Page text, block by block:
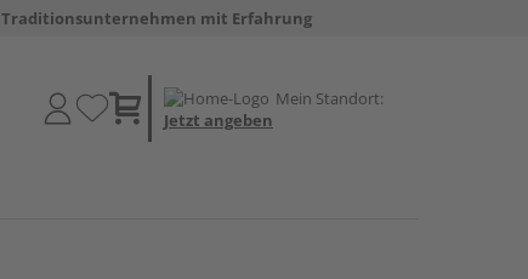
Traditionsunternehmen mit Erfahrung
Mein Standort:
Jetzt angeben